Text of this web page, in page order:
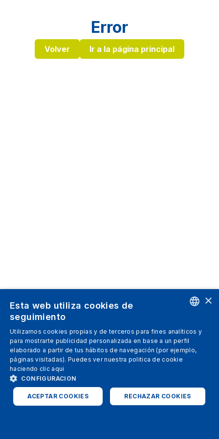
Error
Volver Ir a la página principal
SPANISH
ITALIAN
ENGLISH
×
Esta web utiliza cookies de
seguimiento
Utilizamos cookies propias y de terceros para fines analíticos y
para mostrarte publicidad personalizada en base a un perfil
elaborado a partir de tus hábitos de navegación (por ejemplo,
páginas visitadas). Puedes ver nuestra politica de cookie
haciendo clic aqui
CONFIGURACION
ACEPTAR COOKIES RECHAZAR COOKIES